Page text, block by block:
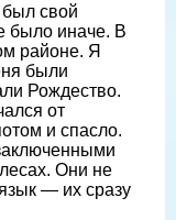
свой
было иначе. В
районе. Я
были
Рождество.
от
и спасло.
Они не
— их сразу